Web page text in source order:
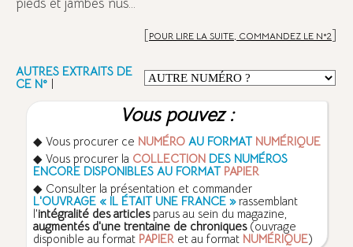
pieds et jambes nus...
[POUR LIRE LA SUITE, COMMANDEZ LE N°2]
AUTRES EXTRAITS DE
CE N° |
Vous pouvez :
◆ Vous procurer ce NUMÉROAU FORMAT NUMÉRIQUE
◆ Vous procurer la COLLECTIONDES NUMÉROS
ENCORE DISPONIBLES AU FORMAT PAPIER
◆ Consulter la présentation et commander
L'OUVRAGE « IL ÉTAIT UNE FRANCE »rassemblant
l'intégralité des articlesparus au sein du magazine,
augmentés d'une trentaine de chroniques(ouvrage
disponible au format PAPIERet au format NUMÉRIQUE)